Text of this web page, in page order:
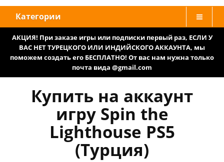
Категории
АКЦИЯ! При заказе игры или подписки первый раз, ЕСЛИ У
ВАС НЕТ ТУРЕЦКОГО ИЛИ ИНДИЙСКОГО АККАУНТА, мы
поможем создать его БЕСПЛАТНО! От вас нам нужна только
почта вида @gmail.com
Купить на аккаунт
игру Spin the
Lighthouse PS5
(Турция)